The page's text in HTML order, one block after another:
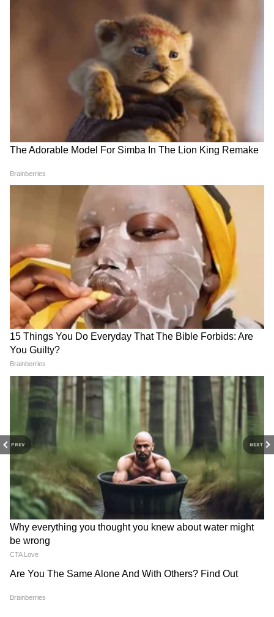
PREV NEXT
मोटरची शक्ती आणि कार्यक्षमता
स्कूटरच्या मोटरची ताकदही खूप महत्त्वाची आहे.
शहरातल्या छोट्या अंतरासाठी सामान्य पॉवर पुरेशी असते.
पण, जर तुम्हाला डबल सीट किंवा हायवेवर प्रवास
करायचा असेल, तर जास्त पॉवरफुल मोटर गरजेची आहे.
टेस्ट राईड नक्की घ्या. यामुळे तुम्हाला स्कूटरचा वेग,
अॅक्सिलरेशन आणि बॅलन्स कसा आहे हे समजेल.
शिवाय, ती चालवायला आरामदायी आहे की नाही, हेही